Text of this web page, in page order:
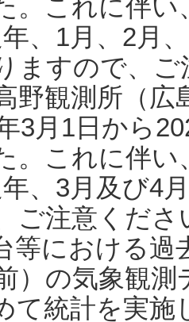
。これに伴い
、1月、2月
ますので、
野観測所（
3月1日から
。これに伴い
、3月及び4
ご注意くだ
等における過
）の気象観
て統計を実